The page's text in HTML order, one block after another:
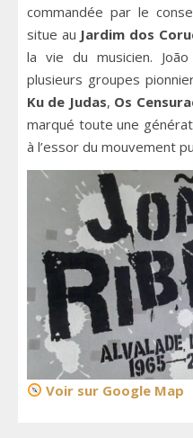
commandée par le
situe au Jardim dos
la vie du musicien.
plusieurs groupes
Ku de Judas, Os
marqué toute une
à l’essor du mouvement
Voir sur Google Map